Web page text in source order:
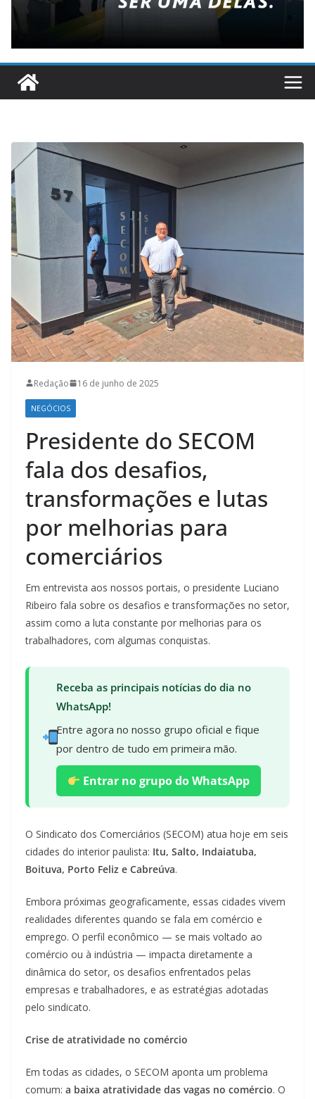
Redação 16 de junho de 2025
NEGÓCIOS
Presidente do SECOM
fala dos desafios,
transformações e lutas
por melhorias para
comerciários
Em entrevista aos nossos portais, o presidente Luciano
Ribeiro fala sobre os desafios e transformações no setor,
assim como a luta constante por melhorias para os
trabalhadores, com algumas conquistas.
Receba as principais notícias do dia no
WhatsApp!
Entre agora no nosso grupo oficial e fique
por dentro de tudo em primeira mão.
Entrar no grupo do WhatsApp
O Sindicato dos Comerciários (SECOM) atua hoje em seis
cidades do interior paulista: Itu, Salto, Indaiatuba,
Boituva, Porto Feliz e Cabreúva.
Embora próximas geograficamente, essas cidades vivem
realidades diferentes quando se fala em comércio e
emprego. O perfil econômico — se mais voltado ao
comércio ou à indústria — impacta diretamente a
dinâmica do setor, os desafios enfrentados pelas
empresas e trabalhadores, e as estratégias adotadas
pelo sindicato.
Crise de atratividade no comércio
Em todas as cidades, o SECOM aponta um problema
comum: a baixa atratividade das vagas no comércio. O